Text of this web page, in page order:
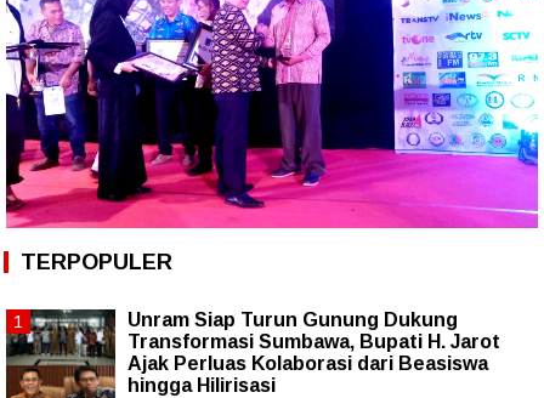
TERPOPULER
Unram Siap Turun Gunung Dukung
Transformasi Sumbawa, Bupati H. Jarot
Ajak Perluas Kolaborasi dari Beasiswa
hingga Hilirisasi